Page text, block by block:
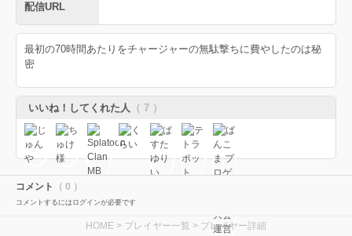
配信URL
最初の70時間あたりをチャージャーの無駄撃ちに費やしたのは秘
密
いいね！してくれた人 （ 7 ）
コメント （ 0 ）
コメントするにはログインが必要です
HOME > プレイヤー一覧 > プレイヤー詳細